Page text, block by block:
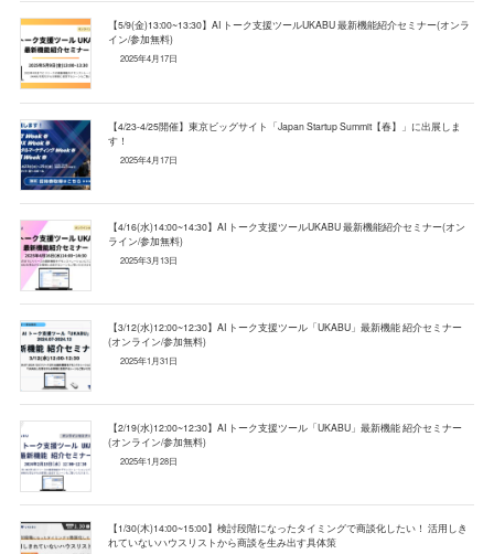
【5/9(金)13:00~13:30】AI トーク支援ツールUKABU 最新機能紹介セミナー(オンラ
イン/参加無料)
2025年4月17日
【4/23-4/25開催】東京ビッグサイト「Japan Startup Summit【春】」に出展しま
す！
2025年4月17日
【4/16(水)14:00~14:30】AI トーク支援ツールUKABU 最新機能紹介セミナー(オン
ライン/参加無料)
2025年3月13日
【3/12(水)12:00~12:30】AI トーク支援ツール「UKABU」最新機能 紹介セミナー
(オンライン/参加無料)
2025年1月31日
【2/19(水)12:00~12:30】AI トーク支援ツール「UKABU」最新機能 紹介セミナー
(オンライン/参加無料)
2025年1月28日
【1/30(木)14:00~15:00】検討段階になったタイミングで商談化したい！ 活用しき
れていないハウスリストから商談を生み出す具体策